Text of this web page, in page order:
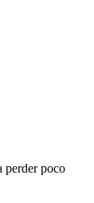
perder poco